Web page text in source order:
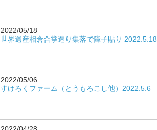
2022/05/18
世界遺産相倉合掌造り集落で障子貼り 2022.5.18
2022/05/06
すけろくファーム（とうもろこし他）2022.5.6